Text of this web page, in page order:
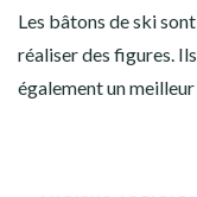
Les bâtons de ski
réaliser des figures.
également un